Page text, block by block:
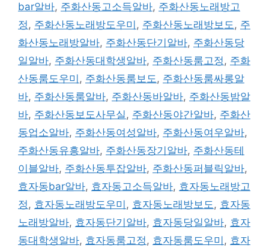
bar알바, 주화산동고소득알바, 주화산동노래방고
정, 주화산동노래방도우미 , 주화산동노래방보도, 주
화산동노래방알바, 주화산동단기알바, 주화산동당
일알바, 주화산동대학생알바, 주화산동룸고정, 주화
산동룸도우미 , 주화산동룸보도, 주화산동룸싸롱알
바, 주화산동룸알바, 주화산동바알바, 주화산동밤알
바, 주화산동보도사무실, 주화산동야간알바, 주화산
동업소알바, 주화산동여성알바, 주화산동여우알바,
주화산동유흥알바, 주화산동장기알바, 주화산동테
이블알바, 주화산동투잡알바, 주화산동퍼블릭알바,
효자동bar알바, 효자동고소득알바, 효자동노래방고
정, 효자동노래방도우미 , 효자동노래방보도, 효자동
노래방알바, 효자동단기알바, 효자동당일알바, 효자
동대학생알바, 효자동룸고정, 효자동룸도우미 , 효자